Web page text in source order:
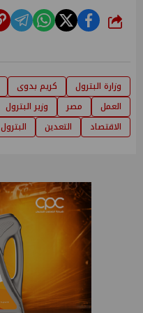
شارك
وزارة البترول كريم بدوى
العمل
مصر وزير البترول
الاقتصاد
التعدين البترول